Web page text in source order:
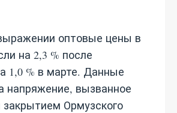
оптовые цены в
на 2,3 % после
1,0 % в марте. Данные
напряжение, вызванное
Ормузского